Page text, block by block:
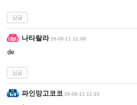
답글
나타랄라 26-06-11 11:08
de
답글
파인망고코코 26-06-11 11:10